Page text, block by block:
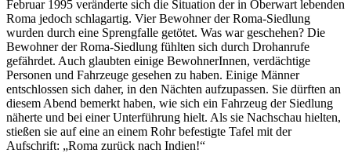
Februar 1995 veränderte sich die Situation der in Oberwart lebenden
Roma jedoch schlagartig. Vier Bewohner der Roma-Siedlung
wurden durch eine Sprengfalle getötet. Was war geschehen? Die
Bewohner der Roma-Siedlung fühlten sich durch Drohanrufe
gefährdet. Auch glaubten einige BewohnerInnen, verdächtige
Personen und Fahrzeuge gesehen zu haben. Einige Männer
entschlossen sich daher, in den Nächten aufzupassen. Sie dürften an
diesem Abend bemerkt haben, wie sich ein Fahrzeug der Siedlung
näherte und bei einer Unterführung hielt. Als sie Nachschau hielten,
stießen sie auf eine an einem Rohr befestigte Tafel mit der
Aufschrift: „Roma zurück nach Indien!“